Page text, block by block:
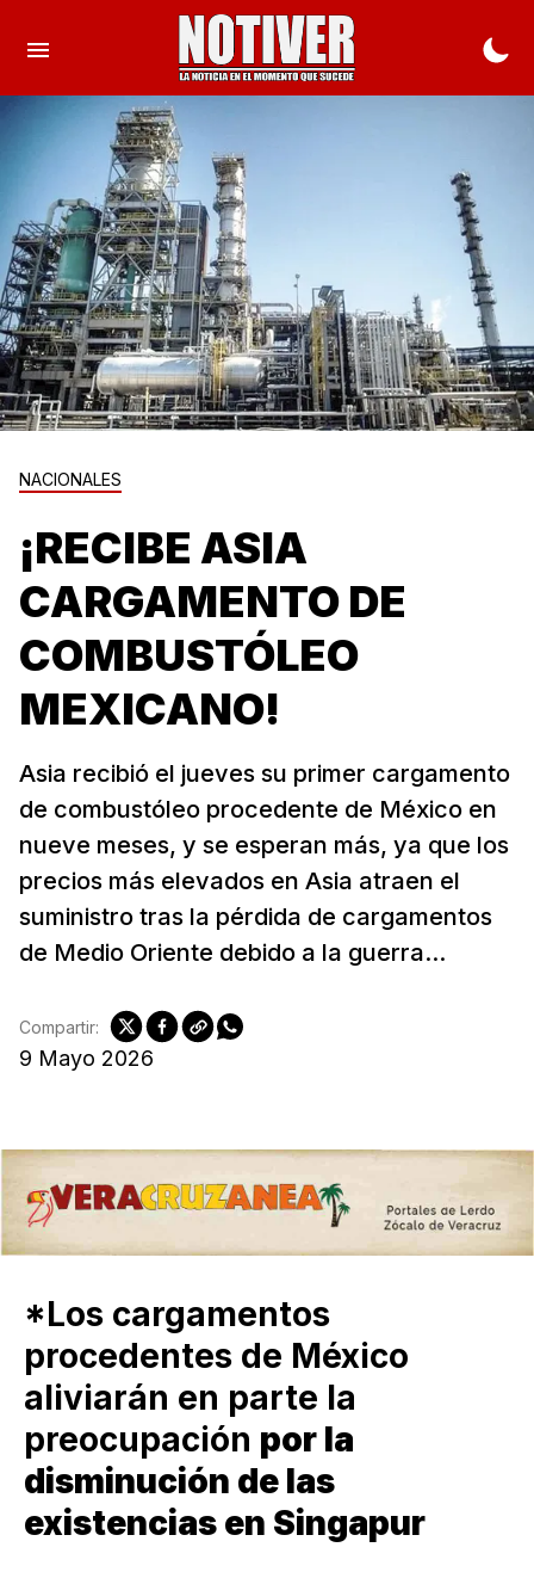
NACIONALES
¡RECIBE ASIA
CARGAMENTO DE
COMBUSTÓLEO
MEXICANO!
Asia recibió el jueves su primer cargamento
de combustóleo procedente de México en
nueve meses, y se esperan más, ya que los
precios más elevados en Asia atraen el
suministro tras la pérdida de cargamentos
de Medio Oriente debido a la guerra...
9 Mayo 2026
Compartir:
*Los cargamentos
procedentes de México
aliviarán en parte la
preocupación por la
disminución de las
existencias en Singapur